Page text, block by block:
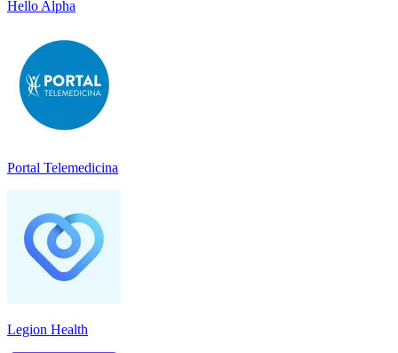
Hello Alpha
Portal Telemedicina
Legion Health